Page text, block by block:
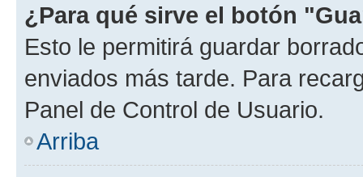
¿Para qué sirve el botón
Esto le permitirá guardar
enviados más tarde. Para
Panel de Control de Usuario.
Arriba